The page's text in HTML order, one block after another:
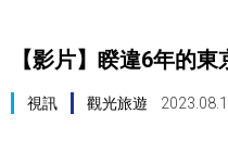
日本指南
【影片】睽違6年的
視訊 觀光旅遊